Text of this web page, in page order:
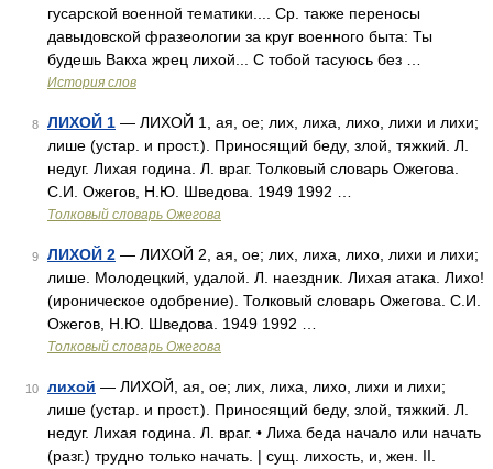
гусарской военной тематики.... Ср. также переносы
давыдовской фразеологии за круг военного быта: Ты
будешь Вакха жрец лихой... С тобой тасуюсь без …
История слов
8 ЛИХОЙ 1 — ЛИХОЙ 1, ая, ое; лих, лиха, лихо, лихи и лихи;
лише (устар. и прост.). Приносящий беду, злой, тяжкий. Л.
недуг. Лихая година. Л. враг. Толковый словарь Ожегова.
С.И. Ожегов, Н.Ю. Шведова. 1949 1992 …
Толковый словарь Ожегова
9 ЛИХОЙ 2 — ЛИХОЙ 2, ая, ое; лих, лиха, лихо, лихи и лихи;
лише. Молодецкий, удалой. Л. наездник. Лихая атака. Лихо!
(ироническое одобрение). Толковый словарь Ожегова. С.И.
Ожегов, Н.Ю. Шведова. 1949 1992 …
Толковый словарь Ожегова
10 лихой — ЛИХОЙ, ая, ое; лих, лиха, лихо, лихи и лихи;
лише (устар. и прост.). Приносящий беду, злой, тяжкий. Л.
недуг. Лихая година. Л. враг. • Лиха беда начало или начать
(разг.) трудно только начать. | сущ. лихость, и, жен. II.